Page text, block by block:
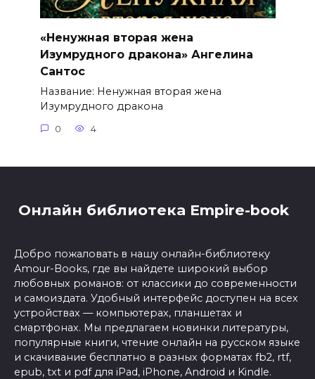
«Ненужная вторая жена
Изумрудного дракона» Ангелина
Сантос
Название: Ненужная вторая жена
Изумрудного дракона
0 4
Онлайн библиотека Empire-book
Добро пожаловать в нашу онлайн-библиотеку
Amour-Books, где вы найдете широкий выбор
любовных романов: от классики до современности
и самоиздата. Удобный интерфейс доступен на всех
устройствах — компьютерах, планшетах и
смартфонах. Мы предлагаем новинки литературы,
популярные книги, чтение онлайн на русском языке
и скачивание бесплатно в разных форматах fb2, rtf,
epub, txt и pdf для iPad, iPhone, Android и Kindle.